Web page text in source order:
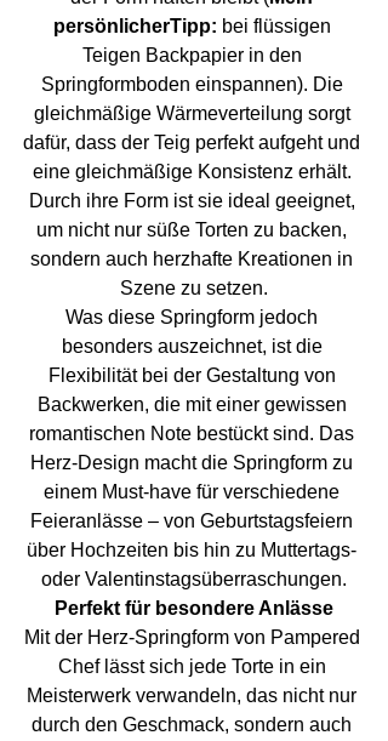
persönlicherTipp: bei flüssigen
Teigen Backpapier in den
Springformboden einspannen). Die
gleichmäßige Wärmeverteilung sorgt
dafür, dass der Teig perfekt aufgeht und
eine gleichmäßige Konsistenz erhält.
Durch ihre Form ist sie ideal geeignet,
um nicht nur süße Torten zu backen,
sondern auch herzhafte Kreationen in
Szene zu setzen.
Was diese Springform jedoch
besonders auszeichnet, ist die
Flexibilität bei der Gestaltung von
Backwerken, die mit einer gewissen
romantischen Note bestückt sind. Das
Herz-Design macht die Springform zu
einem Must-have für verschiedene
Feieranlässe – von Geburtstagsfeiern
über Hochzeiten bis hin zu Muttertags-
oder Valentinstagsüberraschungen.
Perfekt für besondere Anlässe
Mit der Herz-Springform von Pampered
Chef lässt sich jede Torte in ein
Meisterwerk verwandeln, das nicht nur
durch den Geschmack, sondern auch